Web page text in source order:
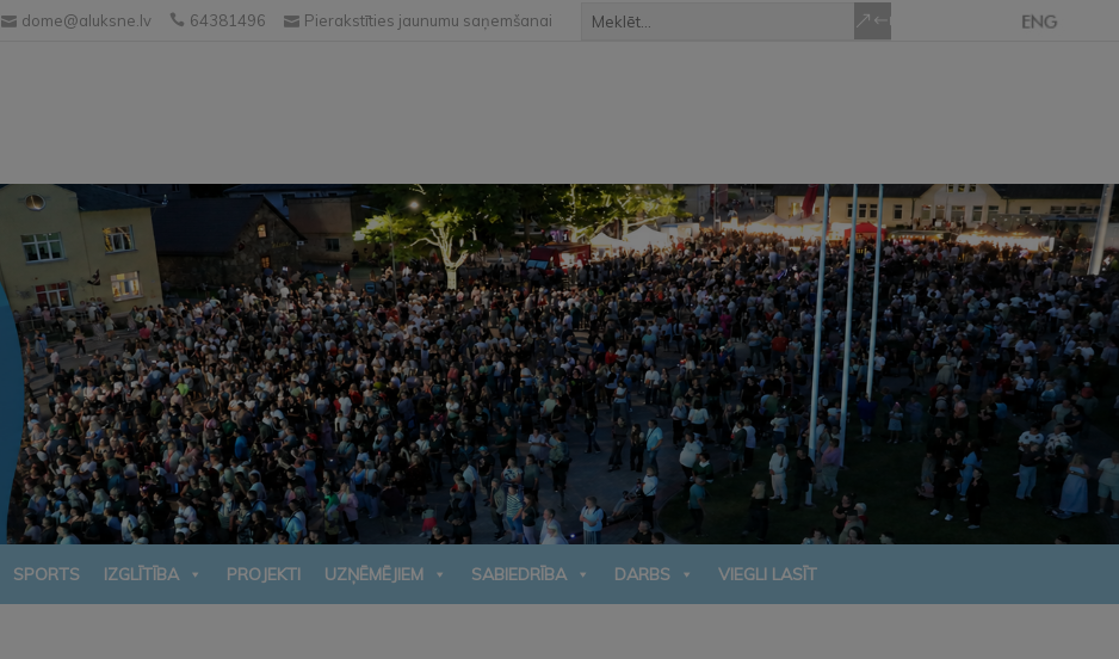
dome@aluksne.lv 64381496 Pierakstīties jaunumu saņemšanai
SPORTS IZGLĪTĪBA PROJEKTI UZŅĒMĒJIEM SABIEDRĪBA DARBS VIEGLI LASĪT